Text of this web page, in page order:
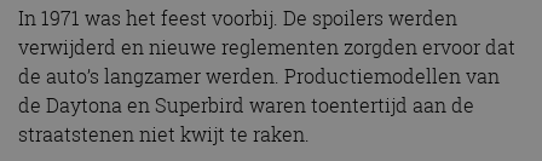
In 1971 was het feest voorbij. De spoilers werden
verwijderd en nieuwe reglementen zorgden ervoor dat
de auto’s langzamer werden. Productiemodellen van
de Daytona en Superbird waren toentertijd aan de
straatstenen niet kwijt te raken.